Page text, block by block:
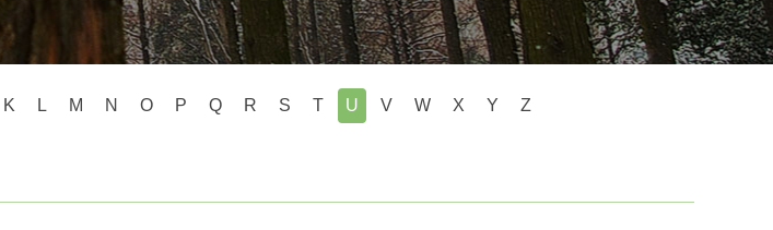
K L M N O P Q R S T U V W X Y Z